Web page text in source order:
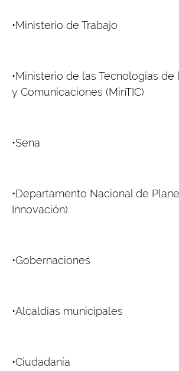
•Ministerio de Trabajo
•Ministerio de las Tecnologías de
y Comunicaciones (MinTIC)
•Sena
•Departamento Nacional de
Innovación)
•Gobernaciones
•Alcaldías municipales
•Ciudadanía